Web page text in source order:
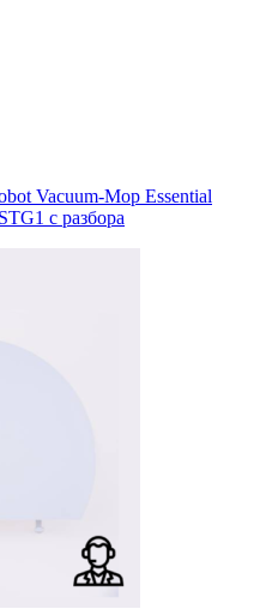
Vacuum-Mop Essential
с разбора